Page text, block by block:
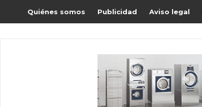
Quiénes somos Publicidad Aviso legal